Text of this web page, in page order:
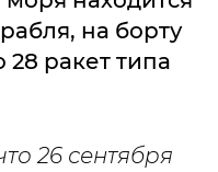
на борту
28 ракет типа
26 сентября